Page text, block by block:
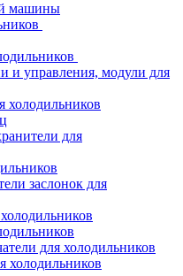
машины
и управления, модули для
холодильников
для
заслонок для
для холодильников
холодильников